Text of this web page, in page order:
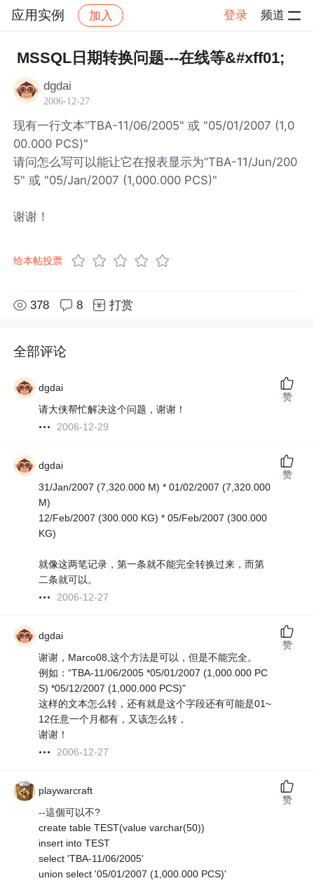
应用实例 加入 登录 频道
社区 应用实例 帖子详情
MSSQL日期转换问题---在线等&#xff01;
dgdai
2006-12-27
现有一行文本“TBA-11/06/2005" 或 "05/01/2007 (1,0
00.000 PCS)"
请问怎么写可以能让它在报表显示为“TBA-11/Jun/200
5" 或 "05/Jan/2007 (1,000.000 PCS)"
谢谢！
给本帖投票
378 8 打赏
全部评论
dgdai
请大侠帮忙解决这个问题，谢谢！
2006-12-29
赞
dgdai
31/Jan/2007 (7,320.000 M) * 01/02/2007 (7,320.000
M)
12/Feb/2007 (300.000 KG) * 05/Feb/2007 (300.000
KG)
就像这两笔记录，第一条就不能完全转换过来，而第
二条就可以。
2006-12-27
赞
dgdai
谢谢，Marco08,这个方法是可以，但是不能完全。
例如：“TBA-11/06/2005 *05/01/2007 (1,000.000 PC
S) *05/12/2007 (1,000.000 PCS)"
这样的文本怎么转，还有就是这个字段还有可能是01~
12任意一个月都有，又该怎么转，
谢谢！
2006-12-27
赞
playwarcraft
--這個可以不?
create table TEST(value varchar(50))
insert into TEST
select 'TBA-11/06/2005'
union select '05/01/2007 (1,000.000 PCS)'
赞